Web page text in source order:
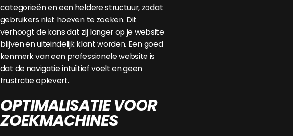
categorieën en een heldere structuur, zodat
gebruikers niet hoeven te zoeken. Dit
verhoogt de kans dat zij langer op je website
blijven en uiteindelijk klant worden. Een goed
kenmerk van een professionele website is
dat de navigatie intuïtief voelt en geen
frustratie oplevert.
OPTIMALISATIE VOOR
ZOEKMACHINES